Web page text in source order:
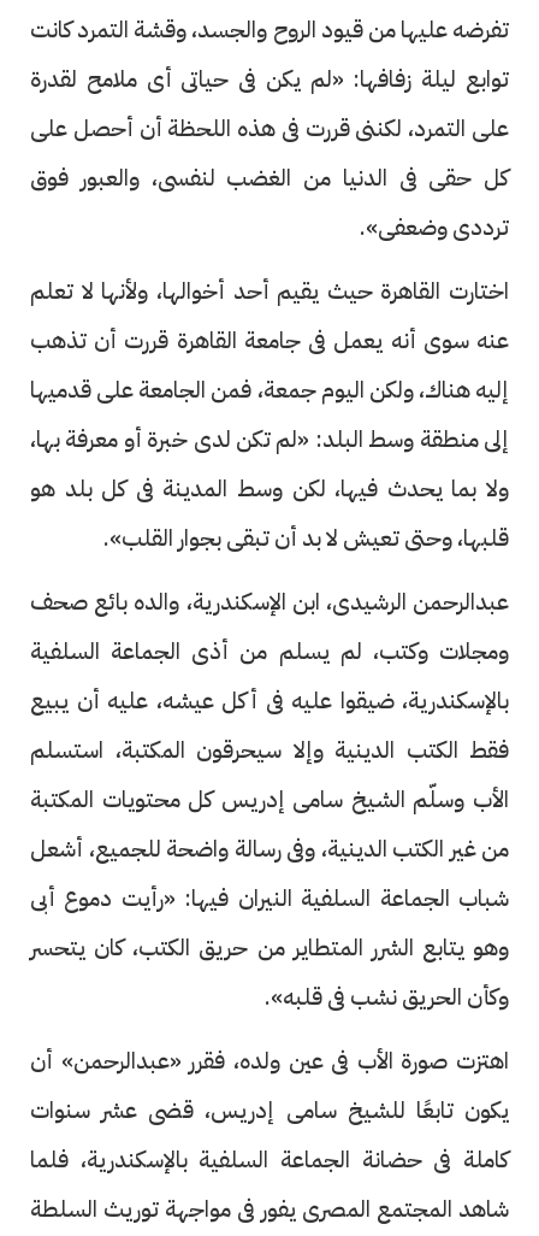
تفرضه عليها من قيود الروح والجسد، وقشة التمرد كانت
توابع ليلة زفافها: «لم يكن فى حياتى أى ملامح لقدرة
على التمرد، لكننى قررت فى هذه اللحظة أن أحصل على
كل حقى فى الدنيا من الغضب لنفسى، والعبور فوق
ترددى وضعفى».
اختارت القاهرة حيث يقيم أحد أخوالها، ولأنها لا تعلم
عنه سوى أنه يعمل فى جامعة القاهرة قررت أن تذهب
إليه هناك، ولكن اليوم جمعة، فمن الجامعة على قدميها
إلى منطقة وسط البلد: «لم تكن لدى خبرة أو معرفة بها،
ولا بما يحدث فيها، لكن وسط المدينة فى كل بلد هو
قلبها، وحتى تعيش لا بد أن تبقى بجوار القلب».
عبدالرحمن الرشيدى، ابن الإسكندرية، والده بائع صحف
ومجلات وكتب، لم يسلم من أذى الجماعة السلفية
بالإسكندرية، ضيقوا عليه فى أكل عيشه، عليه أن يبيع
فقط الكتب الدينية وإلا سيحرقون المكتبة، استسلم
الأب وسلّم الشيخ سامى إدريس كل محتويات المكتبة
من غير الكتب الدينية، وفى رسالة واضحة للجميع، أشعل
شباب الجماعة السلفية النيران فيها: «رأيت دموع أبى
وهو يتابع الشرر المتطاير من حريق الكتب، كان يتحسر
وكأن الحريق نشب فى قلبه».
اهتزت صورة الأب فى عين ولده، فقرر «عبدالرحمن» أن
يكون تابعًا للشيخ سامى إدريس، قضى عشر سنوات
كاملة فى حضانة الجماعة السلفية بالإسكندرية، فلما
شاهد المجتمع المصرى يفور فى مواجهة توريث السلطة